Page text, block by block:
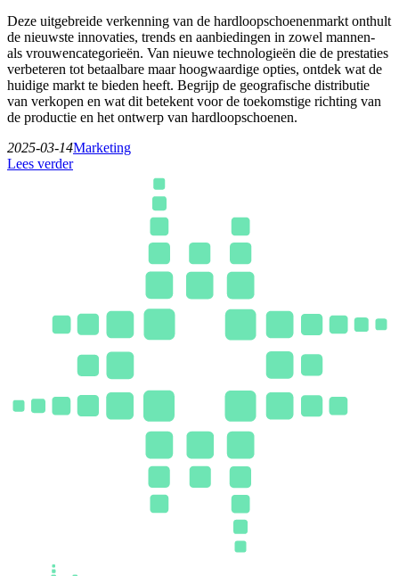
Deze uitgebreide verkenning van de hardloopschoenenmarkt onthult
de nieuwste innovaties, trends en aanbiedingen in zowel mannen-
als vrouwencategorieën. Van nieuwe technologieën die de prestaties
verbeteren tot betaalbare maar hoogwaardige opties, ontdek wat de
huidige markt te bieden heeft. Begrijp de geografische distributie
van verkopen en wat dit betekent voor de toekomstige richting van
de productie en het ontwerp van hardloopschoenen.
2025-03-14Marketing
Lees verder